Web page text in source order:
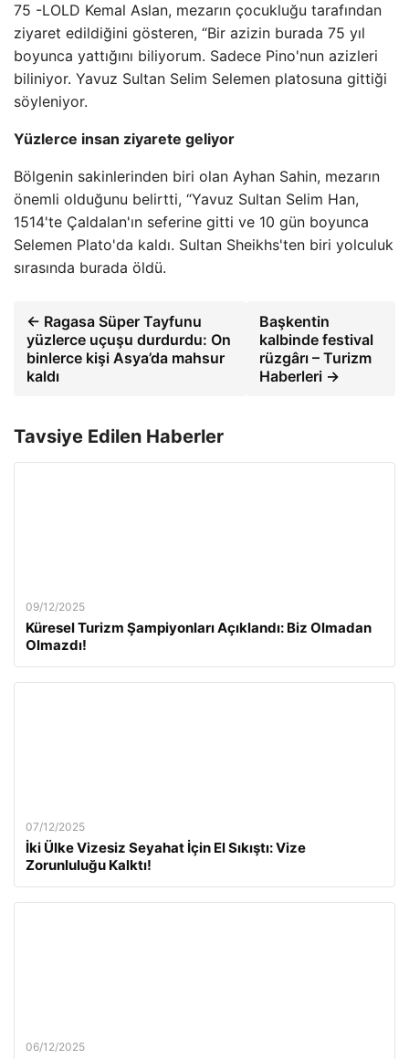
75 -LOLD Kemal Aslan, mezarın çocukluğu tarafından
ziyaret edildiğini gösteren, “Bir azizin burada 75 yıl
boyunca yattığını biliyorum. Sadece Pino'nun azizleri
biliniyor. Yavuz Sultan Selim Selemen platosuna gittiği
söyleniyor.
Yüzlerce insan ziyarete geliyor
Bölgenin sakinlerinden biri olan Ayhan Sahin, mezarın
önemli olduğunu belirtti, “Yavuz Sultan Selim Han,
1514'te Çaldalan'ın seferine gitti ve 10 gün boyunca
Selemen Plato'da kaldı. Sultan Sheikhs'ten biri yolculuk
sırasında burada öldü.
← Ragasa Süper Tayfunu
yüzlerce uçuşu durdurdu: On
binlerce kişi Asya’da mahsur
kaldı
Başkentin
kalbinde festival
rüzgârı – Turizm
Haberleri →
Tavsiye Edilen Haberler
09/12/2025
Küresel Turizm Şampiyonları Açıklandı: Biz Olmadan
Olmazdı!
07/12/2025
İki Ülke Vizesiz Seyahat İçin El Sıkıştı: Vize
Zorunluluğu Kalktı!
06/12/2025